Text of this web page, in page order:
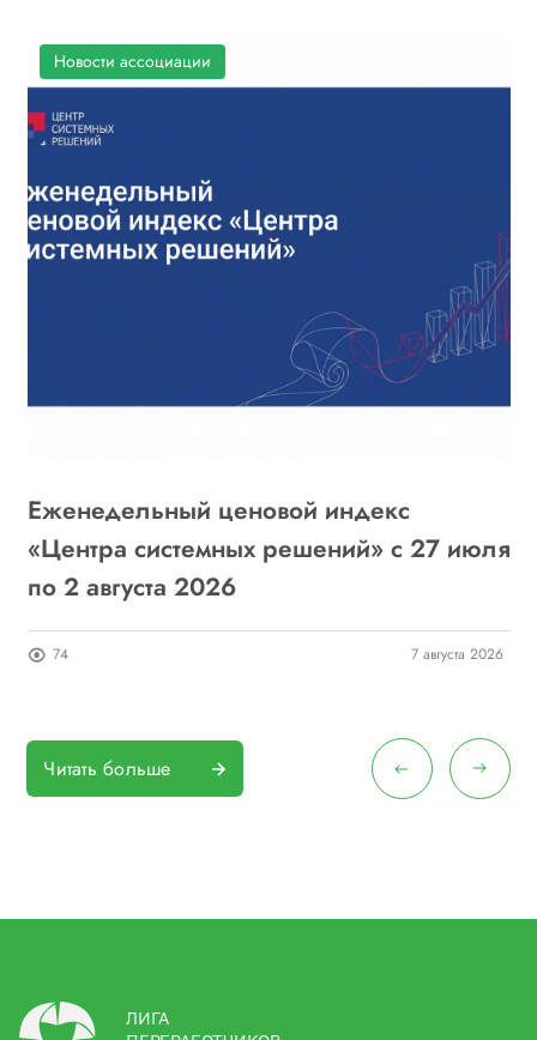
Новости ассоциации
Еженедельный ценовой индекс
«Центра системных решений» с 27 июля
по 2 августа 2026
74 7 августа 2026
Читать больше
ЛИГА